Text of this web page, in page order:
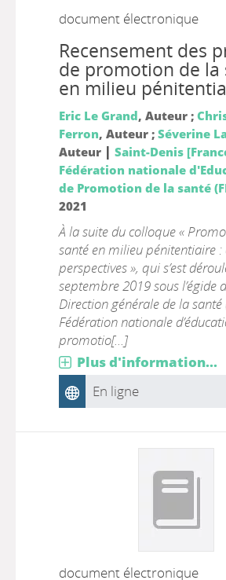
document électronique
Recensement des
de promotion de la
en milieu
Eric Le Grand, Auteur ;
Ferron, Auteur ; Séverine
Auteur | Saint-Denis
Fédération nationale
de Promotion de la santé
2021
À la suite du colloque «
santé en milieu pénitentiaire :
perspectives », qui s’est
septembre 2019 sous l’égide
Direction générale de la santé
Fédération nationale
promotio[...]
Plus d'information...
En ligne
document électronique